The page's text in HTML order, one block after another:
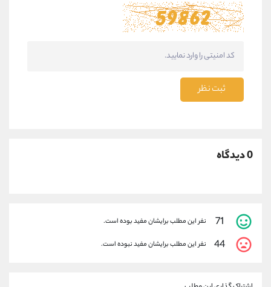
ثبت نظر
0 دیدگاه
71 نفر این مطلب برایشان مفید بوده است.
44 نفر این مطلب برایشان مفید نبوده است.